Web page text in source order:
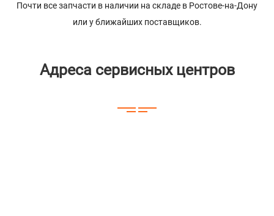
Почти все запчасти в наличии на складе в Ростове-на-Дону
или у ближайших поставщиков.
Адреса сервисных центров